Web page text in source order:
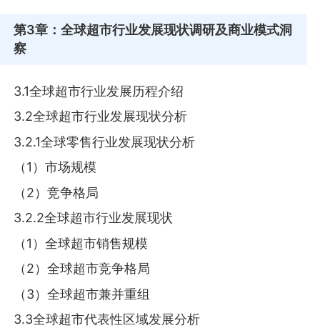
第3章 ：全球超市行业发展现状调研及商业模式洞
察
3.1全球超市行业发展历程介绍
3.2全球超市行业发展现状分析
3.2.1全球零售行业发展现状分析
（1）市场规模
（2）竞争格局
3.2.2全球超市行业发展现状
（1）全球超市销售规模
（2）全球超市竞争格局
（3）全球超市兼并重组
3.3全球超市代表性区域发展分析